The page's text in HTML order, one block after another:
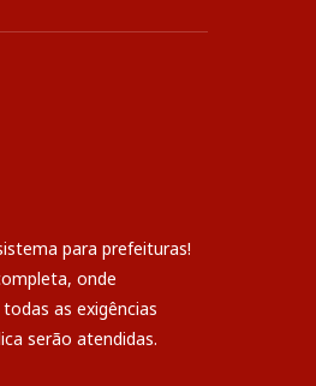
para prefeituras!
onde
as exigências
serão atendidas.